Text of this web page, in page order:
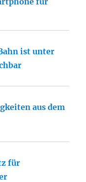
ist unter
aus dem
für